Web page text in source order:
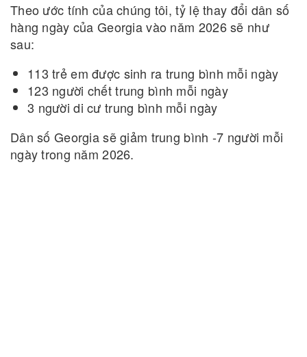
Theo ước tính của chúng tôi, tỷ lệ thay đổi dân số
hàng ngày của Georgia vào năm 2026 sẽ như
sau:
113 trẻ em được sinh ra trung bình mỗi ngày
123 người chết trung bình mỗi ngày
3 người di cư trung bình mỗi ngày
Dân số Georgia sẽ giảm trung bình -7 người mỗi
ngày trong năm 2026.